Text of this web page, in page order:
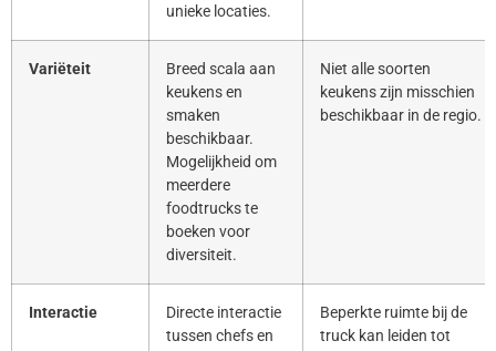
unieke locaties.
Variëteit
Breed scala aan
keukens en
smaken
beschikbaar.
Mogelijkheid om
meerdere
foodtrucks te
boeken voor
diversiteit.
Niet alle soorten
keukens zijn misschien
beschikbaar in de regio.
Interactie
Directe interactie
tussen chefs en
Beperkte ruimte bij de
truck kan leiden tot